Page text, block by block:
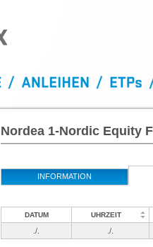
Nordea 1-Nordic Equity
INFORMATION
DATUM UHRZEIT
./. ./.